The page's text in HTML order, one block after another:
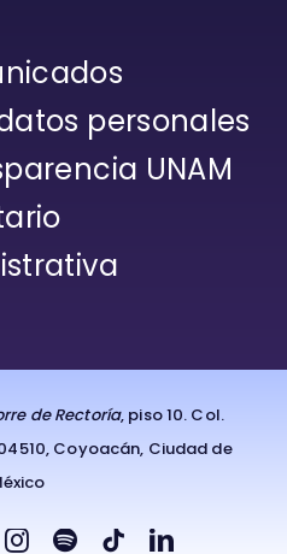
personales
UNAM
de Rectoría, piso 10. Col.
Coyoacán, Ciudad de